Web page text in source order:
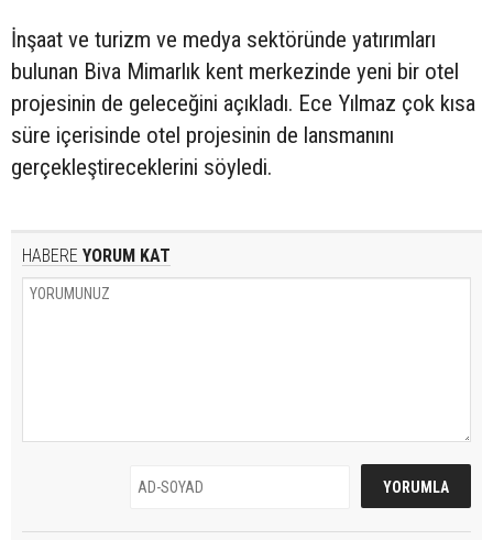
İnşaat ve turizm ve medya sektöründe yatırımları
bulunan Biva Mimarlık kent merkezinde yeni bir otel
projesinin de geleceğini açıkladı. Ece Yılmaz çok kısa
süre içerisinde otel projesinin de lansmanını
gerçekleştireceklerini söyledi.
HABERE YORUM KAT